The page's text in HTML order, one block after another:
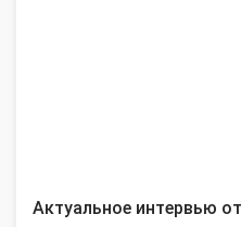
Актуальное интервью